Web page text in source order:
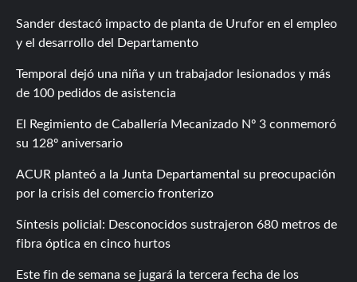
Sander destacó impacto de planta de Urufor en el empleo
y el desarrollo del Departamento
Temporal dejó una niña y un trabajador lesionados y más
de 100 pedidos de asistencia
El Regimiento de Caballería Mecanizado Nº 3 conmemoró
su 128º aniversario
ACUR planteó a la Junta Departamental su preocupación
por la crisis del comercio fronterizo
Síntesis policial: Desconocidos sustrajeron 680 metros de
fibra óptica en cinco hurtos
Este fin de semana se jugará la tercera fecha de los